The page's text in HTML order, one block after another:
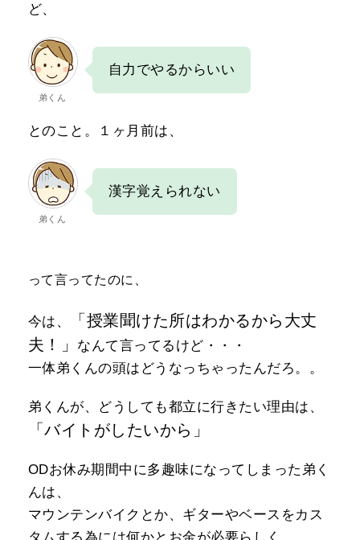
ど、
弟くん
自力でやるからいい
とのこと。１ヶ月前は、
弟くん
漢字覚えられない
って言ってたのに、
今は、
「授業聞けた所はわかるから大丈
夫！」
なんて言ってるけど・・・
一体弟くんの頭はどうなっちゃったんだろ。。
弟くんが、どうしても都立に行きたい理由は、
「バイトがしたいから」
ODお休み期間中に多趣味になってしまった弟く
んは、
マウンテンバイクとか、ギターやベースをカス
タムする為には何かとお金が必要らしく